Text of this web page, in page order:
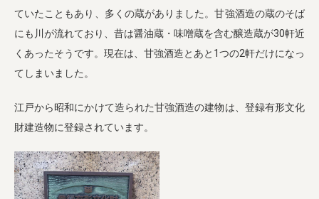
ていたこともあり、多くの蔵がありました。甘強酒造の蔵のそば
にも川が流れており、昔は醤油蔵・味噌蔵を含む醸造蔵が30軒近
くあったそうです。現在は、甘強酒造とあと1つの2軒だけになっ
てしまいました。
江戸から昭和にかけて造られた甘強酒造の建物は、登録有形文化
財建造物に登録されています。